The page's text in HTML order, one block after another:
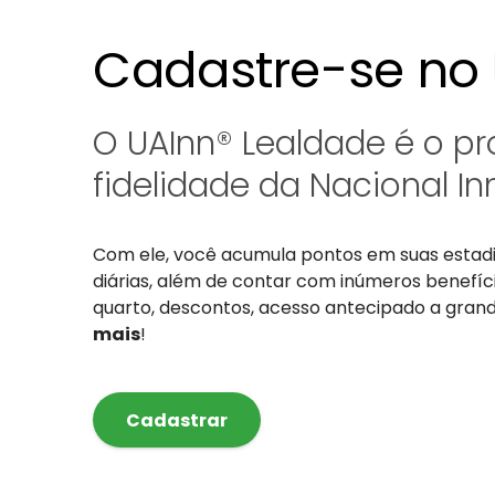
Cadastre-se no
O UAInn® Lealdade é o
fidelidade da Nacional
Com ele, você acumula pontos em suas
diárias, além de contar com inúmeros
quarto, descontos, acesso antecipado a
mais!
Cadastrar